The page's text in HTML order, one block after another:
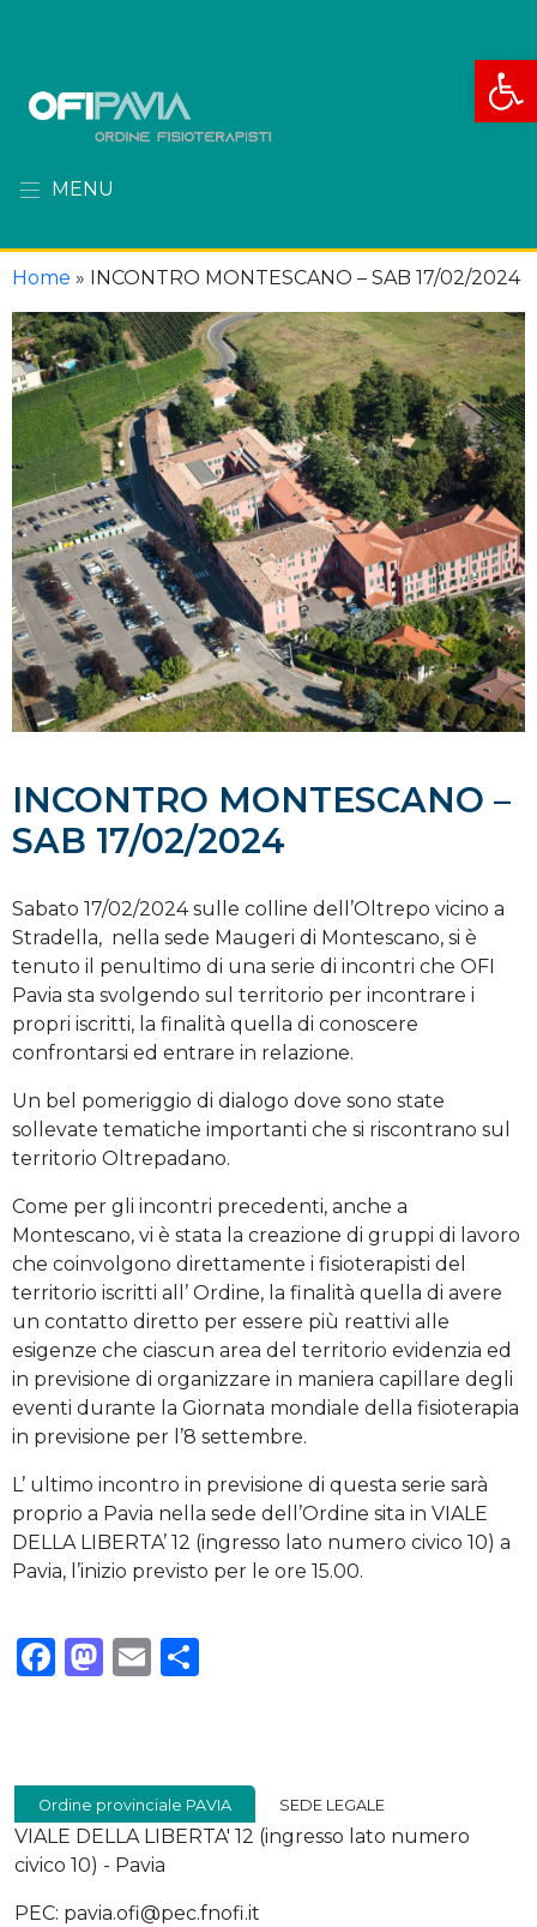
Apri
MENU
Home » INCONTRO MONTESCANO – SAB 17/02/2024
INCONTRO MONTESCANO –
SAB 17/02/2024
Sabato 17/02/2024 sulle colline dell’Oltrepo vicino a
Stradella, nella sede Maugeri di Montescano, si è
tenuto il penultimo di una serie di incontri che OFI
Pavia sta svolgendo sul territorio per incontrare i
propri iscritti, la finalità quella di conoscere
confrontarsi ed entrare in relazione.
Un bel pomeriggio di dialogo dove sono state
sollevate tematiche importanti che si riscontrano sul
territorio Oltrepadano.
Come per gli incontri precedenti, anche a
Montescano, vi è stata la creazione di gruppi di lavoro
che coinvolgono direttamente i fisioterapisti del
territorio iscritti all’ Ordine, la finalità quella di avere
un contatto diretto per essere più reattivi alle
esigenze che ciascun area del territorio evidenzia ed
in previsione di organizzare in maniera capillare degli
eventi durante la Giornata mondiale della fisioterapia
in previsione per l’8 settembre.
L’ ultimo incontro in previsione di questa serie sarà
proprio a Pavia nella sede dell’Ordine sita in VIALE
DELLA LIBERTA’ 12 (ingresso lato numero civico 10) a
Pavia, l’inizio previsto per le ore 15.00.
Facebook
Mastodon
Email
Ordine provinciale PAVIA SEDE LEGALE
VIALE DELLA LIBERTA' 12 (ingresso lato numero
civico 10) - Pavia
PEC: pavia.ofi@pec.fnofi.it